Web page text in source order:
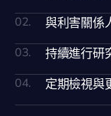
02. 與利害關係
03. 持續進行研
04. 定期檢視與